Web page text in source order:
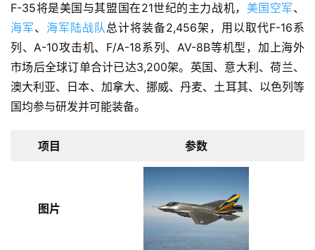
F-35将是美国与其盟国在21世纪的主力战机， 美国空军、
海军、 海军陆战队总计将装备2,456架，用以取代F-16系
列、A-10攻击机、F/A-18系列、AV-8B等机型，加上海外
市场后全球订单合计已达3,200架。英国、意大利、荷兰、
澳大利亚、日本、加拿大、挪威、丹麦、土耳其、以色列等
国均参与研发并可能装备。
项目 参数
图片